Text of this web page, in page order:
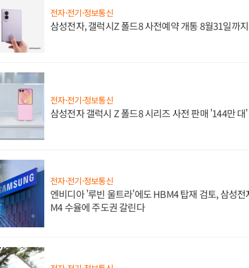
전자·전기·정보통신
삼성전자, 갤럭시Z 폴드8 사전예약 개통 8월31일까
전자·전기·정보통신
삼성전자 갤럭시 Z 폴드8 시리즈 사전 판매 '144만 대
전자·전기·정보통신
엔비디아 '루빈 울트라'에도 HBM4 탑재 검토, 삼성전
M4 수율에 주도권 갈린다